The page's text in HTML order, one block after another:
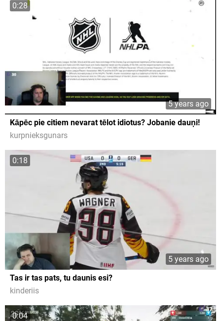
0:28
5 years ago
Kāpēc pie citiem nevarat tēlot idiotus? Jobanie dauņi!
kurpnieksgunars
0:18
5 years ago
Tas ir tas pats, tu daunis esi?
kinderiis
0:04